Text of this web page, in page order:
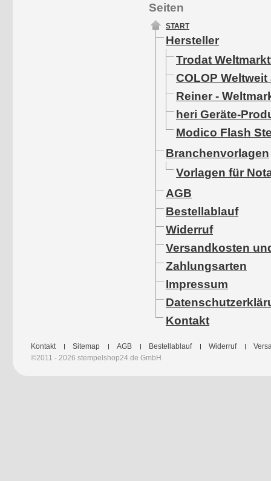
Seiten
START
Hersteller
Trodat
COLOP
Reiner -
heri Geräte-
Modico Flash
Branchenvorlagen
Vorlagen für
AGB
Bestellablauf
Widerruf
Versandkosten
Zahlungsarten
Impressum
Kontakt
Kontakt Sitemap AGB Bestellablauf Widerruf
©2011 - 2026 stempelshop24.de GmbH